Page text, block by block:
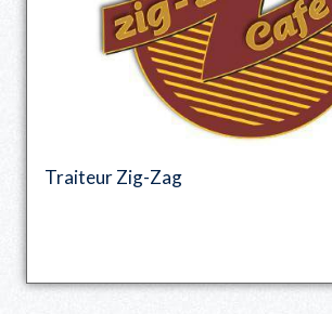
Traiteur Zig-Zag